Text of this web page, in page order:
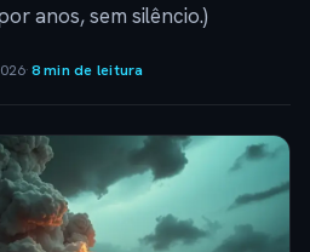
anos, sem silêncio.)
·8 min de leitura